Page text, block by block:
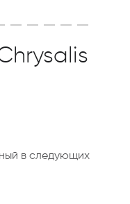
в следующих